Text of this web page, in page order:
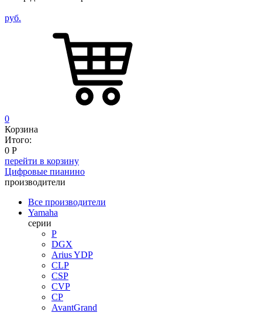
руб.
0
Корзина
Итого:
0 Р
перейти в корзину
Цифровые пианино
производители
Все производители
Yamaha
серии
P
DGX
Arius YDP
CLP
CSP
CVP
CP
AvantGrand